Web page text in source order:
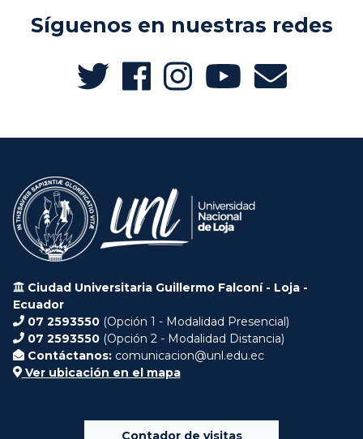
Síguenos en nuestras redes
Ciudad Universitaria Guillermo Falconí - Loja -
Ecuador
07 2593550 (Opción 1 - Modalidad Presencial)
07 2593550 (Opción 2 - Modalidad Distancia)
Contáctanos: comunicacion@unl.edu.ec
Ver ubicación en el mapa
Contador de visitas